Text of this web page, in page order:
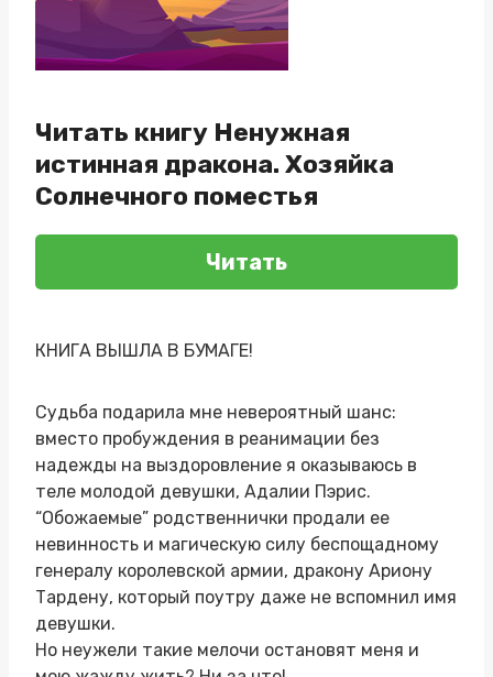
Читать книгу Ненужная
истинная дракона. Хозяйка
Солнечного поместья
Читать
КНИГА ВЫШЛА В БУМАГЕ!
Судьба подарила мне невероятный шанс:
вместо пробуждения в реанимации без
надежды на выздоровление я оказываюсь в
теле молодой девушки, Адалии Пэрис.
“Обожаемые” родственнички продали ее
невинность и магическую силу беспощадному
генералу королевской армии, дракону Ариону
Тардену, который поутру даже не вспомнил имя
девушки.
Но неужели такие мелочи остановят меня и